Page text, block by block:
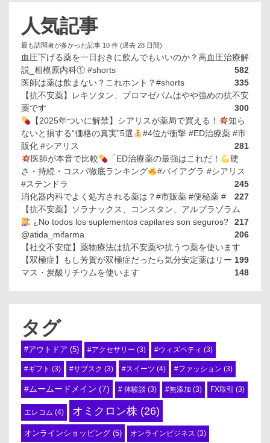
人気記事
最も訪問者が多かった記事 10 件 (過去 28 日間)
血圧下げる薬を一日おきに飲んでもいいのか？高血圧治療解
説_相模原内科① #shorts
582
医師は薬は飲まない？これホント？#shorts
335
【抗不安薬】レキソタン、ブロマゼパムはやや強めの抗不安
薬です
300
【2025年ついに解禁】シアリスが薬局で買える！
知ら
ないと損する“価格の真実”5選
#4位が衝撃 #ED治療薬 #市
販化 #シアリス
281
医師が本音で比較
「ED治療薬の最強はこれだ！
硬
さ・持続・コスパ徹底ランキング
#バイアグラ #シアリス
#ステンドラ
245
消化器内科でよく処方される薬は？#市販薬 #便秘薬 #
227
【抗不安薬】ソラナックス、コンスタン、アルプラゾラム
217
¿No todos los suplementos capilares son seguros?
@atida_mifarma
206
【社交不安症】薬物療法は抗不安薬や抗うつ薬を使います
199
【双極症】もし芳賀が双極症だったら気分安定薬はリー
マス・炭酸リチウムを使います
148
タグ
#アウトドア (5) #アクセサリー (3) #ウィズペティ (3)
#ギフト (3) #サブスク (3) #スイーツ (4) #ファッション (3)
#ムームードメイン (7) # 体験談 (3) #無添加 (3) FX取引 (3)
エレコム (4) オミクロン株 (26)
オンラインショッピング (5) オンラインビジネス (3)